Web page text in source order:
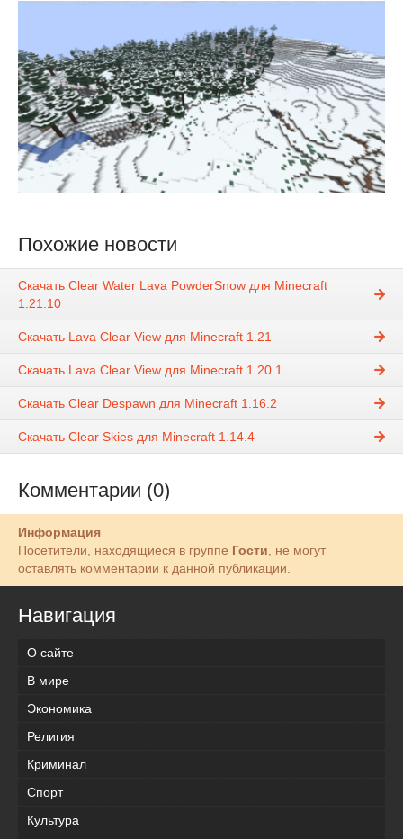
Похожие новости
Скачать Clear Water Lava PowderSnow для Minecraft
1.21.10
Скачать Lava Clear View для Minecraft 1.21
Скачать Lava Clear View для Minecraft 1.20.1
Скачать Clear Despawn для Minecraft 1.16.2
Скачать Clear Skies для Minecraft 1.14.4
Комментарии (0)
Информация
Посетители, находящиеся в группе Гости , не могут
оставлять комментарии к данной публикации.
Навигация
О сайте
В мире
Экономика
Религия
Криминал
Спорт
Культура